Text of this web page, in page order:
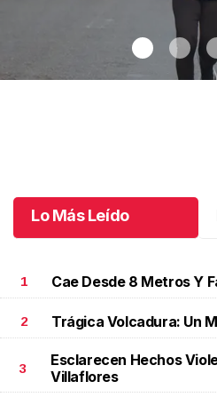
Lo Más Leído
1 Cae Desde 8 Metros Y
2 Trágica Volcadura: Un
3
Esclarecen Hechos
Villaflores